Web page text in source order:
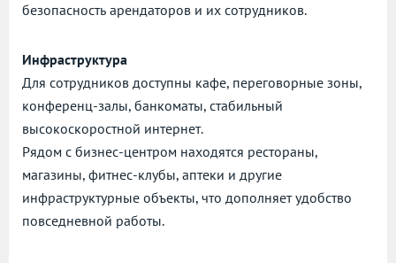
безопасность арендаторов и их сотрудников.
Инфраструктура
Для сотрудников доступны кафе, переговорные зоны,
конференц-залы, банкоматы, стабильный
высокоскоростной интернет.
Рядом с бизнес-центром находятся рестораны,
магазины, фитнес-клубы, аптеки и другие
инфраструктурные объекты, что дополняет удобство
повседневной работы.